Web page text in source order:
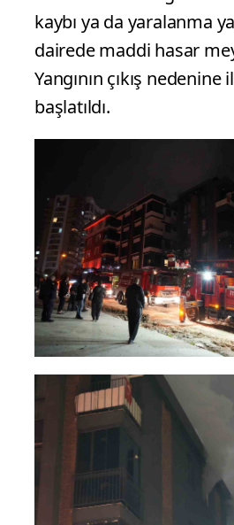
kaybı ya da yaralanma
dairede maddi hasar
Yangının çıkış
başlatıldı.